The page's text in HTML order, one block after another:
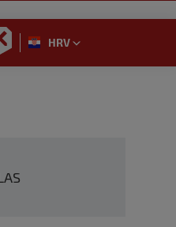
HRV